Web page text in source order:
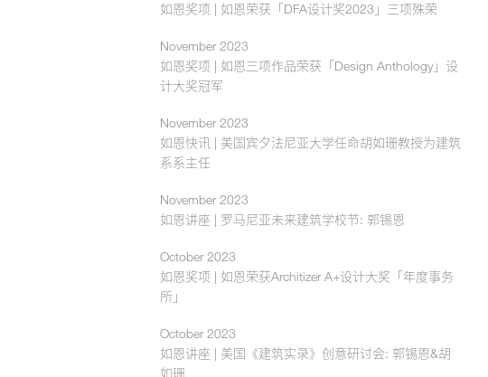
如恩奖项 | 如恩荣获「DFA设计奖2023」三项殊荣
November 2023
如恩奖项 | 如恩三项作品荣获「Design Anthology」设
计大奖冠军
November 2023
如恩快讯 | 美国宾夕法尼亚大学任命胡如珊教授为建筑
系系主任
November 2023
如恩讲座 | 罗马尼亚未来建筑学校节: 郭锡恩
October 2023
如恩奖项 | 如恩荣获Architizer A+设计大奖「年度事务
所」
October 2023
如恩讲座 | 美国《建筑实录》创意研讨会: 郭锡恩&胡
如珊